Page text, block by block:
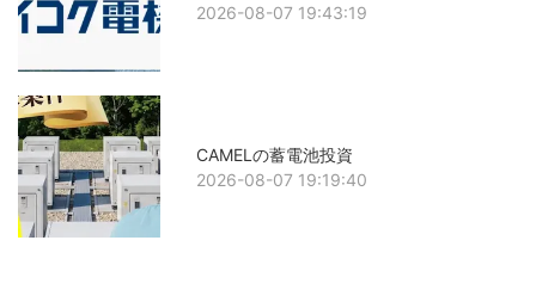
2026-08-07 19:43:19
CAMELの蓄電池投資
2026-08-07 19:19:40